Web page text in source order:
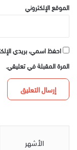
الموقع الإلكتروني
احفظ اسمي، بريدي
المرة المقبلة في تعليقي.
الأشهر